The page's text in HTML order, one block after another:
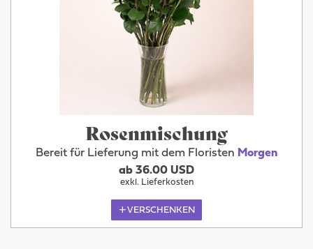
Rosenmischung
Bereit für Lieferung mit dem Floristen Morgen
ab 36.00 USD
exkl. Lieferkosten
VERSCHENKEN